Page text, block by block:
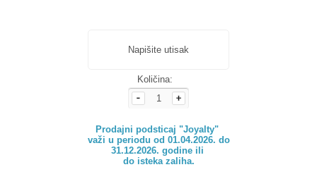
Napišite utisak
Količina:
Prodajni podsticaj "Joyalty"
važi u periodu od 01.04.2026. do
31.12.2026. godine ili
do isteka zaliha.